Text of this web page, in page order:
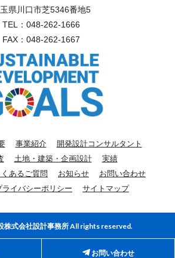
県川口市芝5346番地5
TEL： 048-262-1666
FAX：048-262-1667
事業紹介
開発設計コンサルタント
土地・建築・企画設計
実績
くあるご質問 お知らせ
お問い合わせ
ライバシーポリシー サイトマップ
株式会社設計事務所 All rights reserved.
お問い合わせ